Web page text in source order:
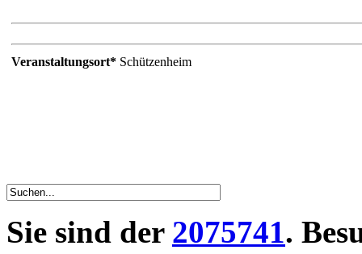
Veranstaltungsort* Schützenheim
Sie sind der 2075741.